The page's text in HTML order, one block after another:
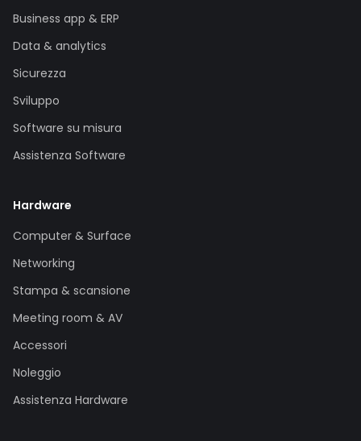
Business app & ERP
Data & analytics
Sicurezza
Sviluppo
Software su misura
Assistenza Software
Hardware
Computer & Surface
Networking
Stampa & scansione
Meeting room & AV
Accessori
Noleggio
Assistenza Hardware